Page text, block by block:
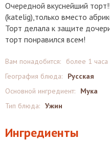
Очередной вкуснейший
(katelig),только вместо
Торт делала к защите
торт понравился всем!
Вам понадобится:
более 1 часа
География блюда:
Русская
Основной ингредиент:
Мука
Тип блюда: Ужин
Ингредиенты